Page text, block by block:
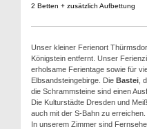
2 Betten + zusätzlich Aufbettung
Unser kleiner Ferienort
Königstein entfernt. Unser
erholsame Ferientage sowie für
Elbsandsteingebirge. Die Bastei ,
die Schrammsteine sind einen
Die Kulturstädte Dresden und
auch mit der S-Bahn zu erreichen.
In unserem Zimmer sind